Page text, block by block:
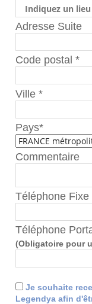
Adresse Suite
Code postal *
Ville *
Pays*
Commentaire
Téléphone Fixe
Téléphone
(Obligatoire pour
Je souhaite
Legendyaafin